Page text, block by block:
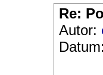
Re:
Autor: